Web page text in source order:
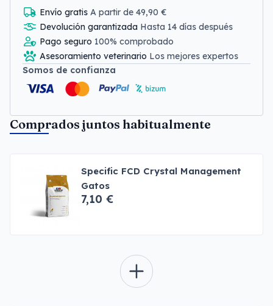
Envío gratis A partir de 49,90 €
Devolución garantizada Hasta 14 días después
Pago seguro 100% comprobado
Asesoramiento veterinario Los mejores expertos
Somos de confianza
Comprados juntos habitualmente
Specific FCD Crystal Management
Gatos
7,10 €